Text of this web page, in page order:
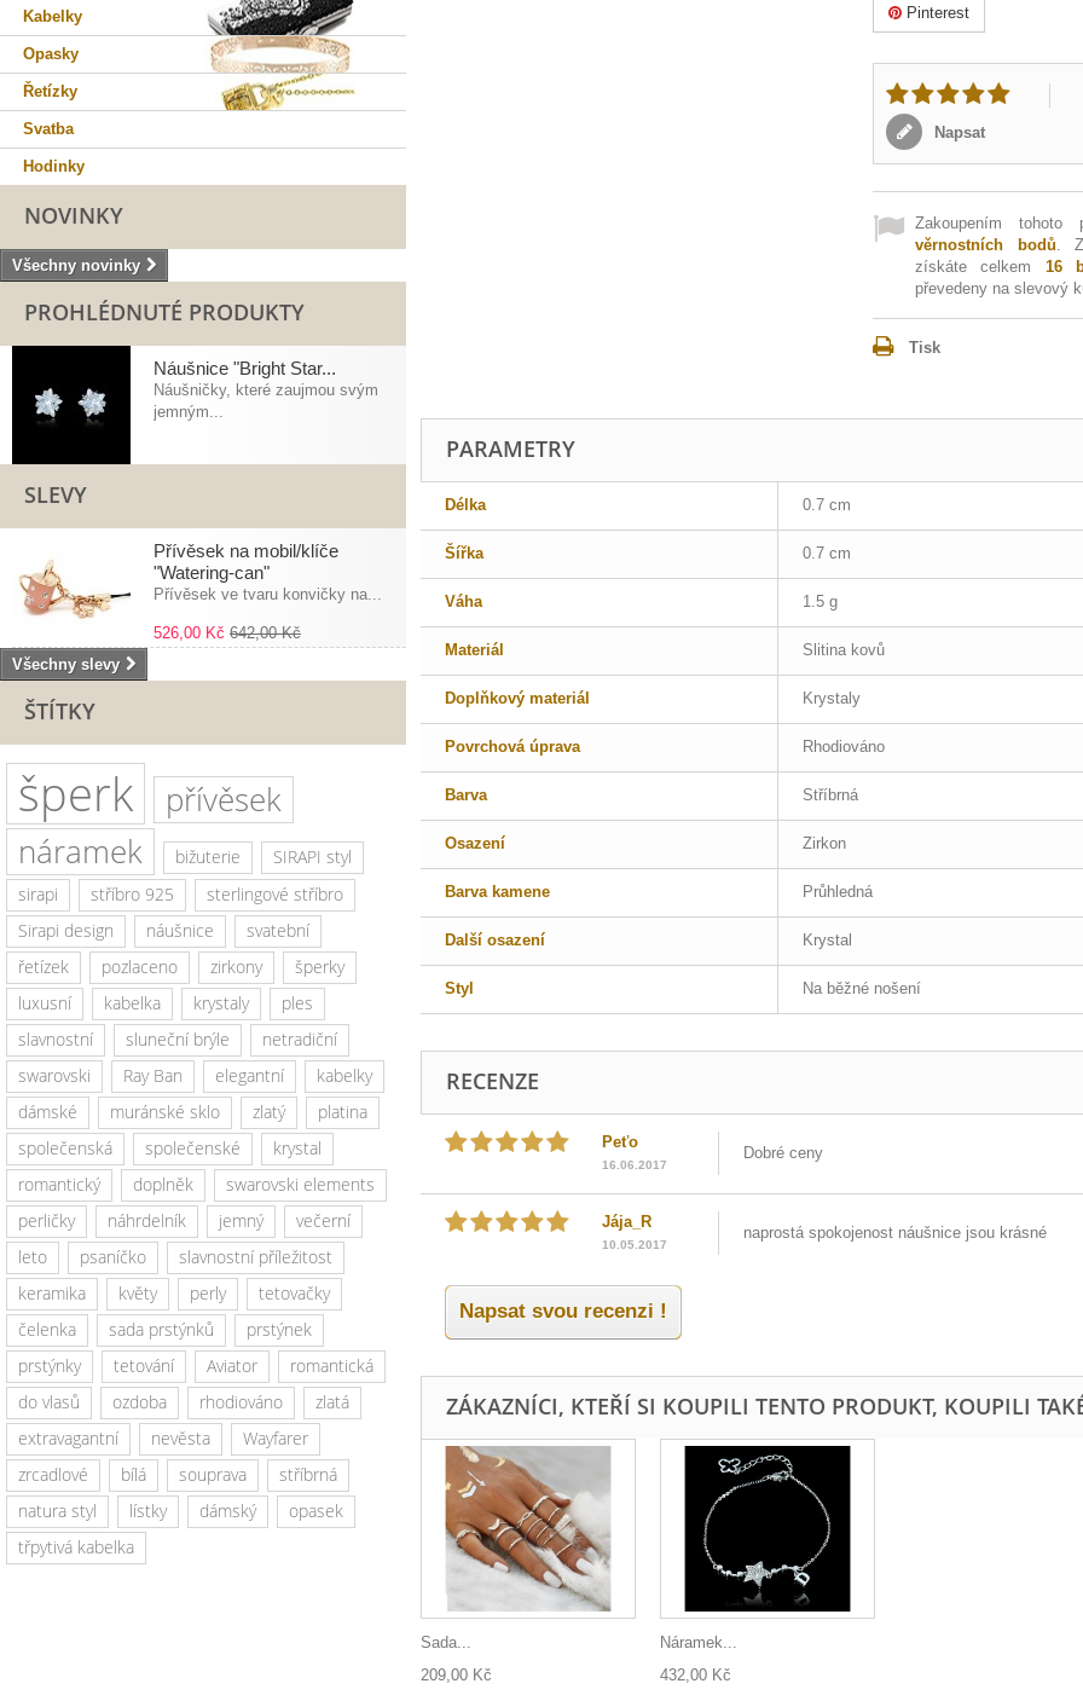
Kabelky
Opasky
Řetízky
Svatba
Hodinky
NOVINKY
Všechny novinky
PROHLÉDNUTÉ PRODUKTY
Náušnice "Bright Star...
Náušničky, které zaujmou svým
jemným...
SLEVY
Přívěsek na mobil/klíče
"Watering-can"
Přívěsek ve tvaru konvičky na...
526,00 Kč 642,00 Kč
Všechny slevy
ŠTÍTKY
šperk
přívěsek
náramek
bižuterie
SIRAPI styl
sirapi
stříbro 925
sterlingové stříbro
Sirapi design
náušnice
svatební
řetízek
pozlaceno zirkony
šperky
luxusní
kabelka krystaly
ples
slavnostní
sluneční brýle
netradiční
swarovski
Ray Ban elegantní
kabelky
dámské
muránské sklo zlatý
platina
společenská
společenské
krystal
romantický
doplněk
swarovski elements
perličky
náhrdelník jemný
večerní
leto
psaníčko
slavnostní příležitost
keramika
květy perly
tetovačky
čelenka
sada prstýnků
prstýnek
prstýnky
tetování Aviator
romantická
do vlasů
ozdoba rhodiováno
zlatá
extravagantní
nevěsta
Wayfarer
zrcadlové
bílá souprava
stříbrná
natura styl
lístky dámský
opasek
třpytivá kabelka
Pinterest
Napsat
Zakoupením
věrnostních bodů.
získáte celkem 16
převedeny na slevový
Tisk
PARAMETRY
Délka 0.7 cm
Šířka 0.7 cm
Váha 1.5 g
Materiál Slitina kovů
Doplňkový materiál Krystaly
Povrchová úprava Rhodiováno
Barva Stříbrná
Osazení Zirkon
Barva kamene Průhledná
Další osazení Krystal
Styl Na běžné nošení
RECENZE
Peťo
16.06.2017
Dobré ceny
Jája_R
10.05.2017
naprostá spokojenost náušnice jsou krásné
Napsat svou recenzi !
ZÁKAZNÍCI, KTEŘÍ SI KOUPILI TENTO PRODUKT, KOUPILI
Sada...
209,00 Kč
Náramek...
432,00 Kč